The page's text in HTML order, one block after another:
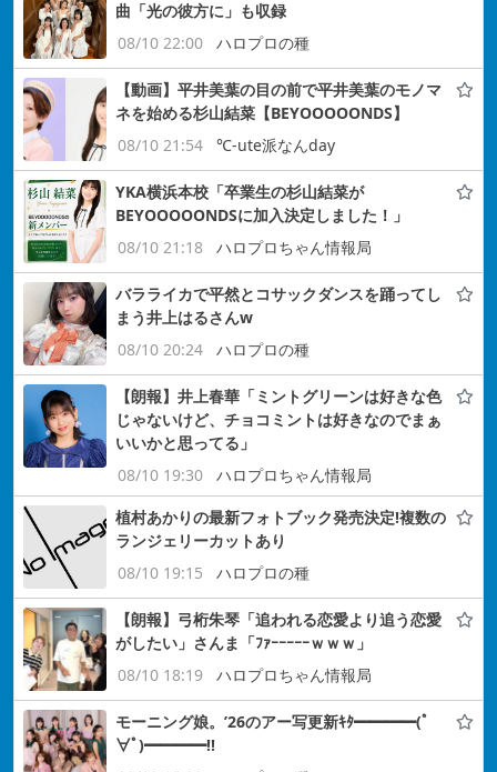
曲「光の彼方に」も収録
08/10 22:00
ハロプロの種
【動画】平井美葉の目の前で平井美葉のモノマ
ネを始める杉山結菜【BEYOOOOONDS】
08/10 21:54
℃-ute派なんday
YKA横浜本校「卒業生の杉山結菜が
BEYOOOOONDSに加入決定しました！」
08/10 21:18
ハロプロちゃん情報局
バラライカで平然とコサックダンスを踊ってし
まう井上はるさんw
08/10 20:24
ハロプロの種
【朗報】井上春華「ミントグリーンは好きな色
じゃないけど、チョコミントは好きなのでまぁ
いいかと思ってる」
08/10 19:30
ハロプロちゃん情報局
植村あかりの最新フォトブック発売決定!複数の
ランジェリーカットあり
08/10 19:15
ハロプロの種
【朗報】弓桁朱琴「追われる恋愛より追う恋愛
がしたい」さんま「ﾌｧｰｰｰｰｰｗｗｗ」
08/10 18:19
ハロプロちゃん情報局
モーニング娘。’26のアー写更新ｷﾀ━━━━(ﾟ
∀ﾟ)━━━━!!